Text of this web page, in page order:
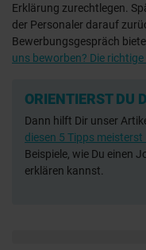
Erklärung zurechtlegen.
der Personaler darauf
Bewerbungsgespräch
uns beworben? Die
ORIENTIERST DU
Dann hilft Dir unser
diesen 5 Tipps meisterst
Beispiele, wie Du einen
erklären kannst.